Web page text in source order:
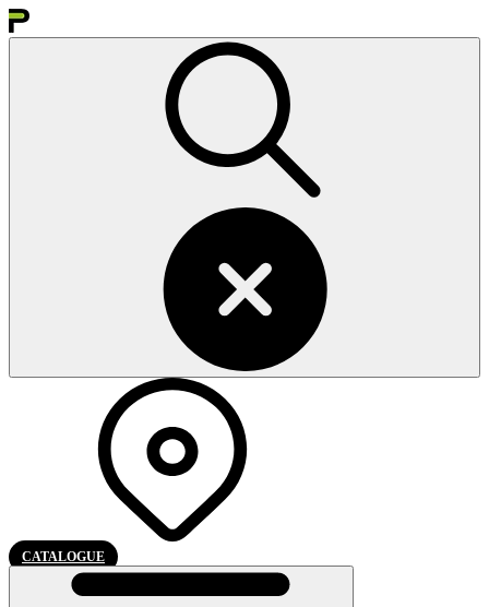
CATALOGUE